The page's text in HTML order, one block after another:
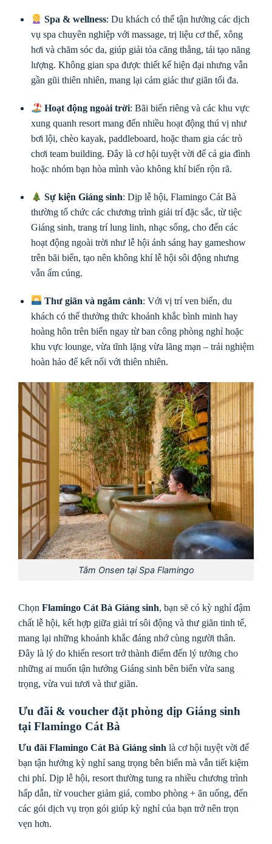
Spa & wellness: Du khách có thể tận hưởng các dịch
vụ spa chuyên nghiệp với massage, trị liệu cơ thể, xông
hơi và chăm sóc da, giúp giải tỏa căng thẳng, tái tạo năng
lượng. Không gian spa được thiết kế hiện đại nhưng vẫn
gần gũi thiên nhiên, mang lại cảm giác thư giãn tối đa.
Hoạt động ngoài trời: Bãi biển riêng và các khu vực
xung quanh resort mang đến nhiều hoạt động thú vị như
bơi lội, chèo kayak, paddleboard, hoặc tham gia các trò
chơi team building. Đây là cơ hội tuyệt vời để cả gia đình
hoặc nhóm bạn hòa mình vào không khí biển rộn rã.
Sự kiện Giáng sinh: Dịp lễ hội, Flamingo Cát Bà
thường tổ chức các chương trình giải trí đặc sắc, từ tiệc
Giáng sinh, trang trí lung linh, nhạc sống, cho đến các
hoạt động ngoài trời như lễ hội ánh sáng hay gameshow
trên bãi biển, tạo nên không khí lễ hội sôi động nhưng
vẫn ấm cúng.
Thư giãn và ngắm cảnh: Với vị trí ven biển, du
khách có thể thưởng thức khoảnh khắc bình minh hay
hoàng hôn trên biển ngay từ ban công phòng nghỉ hoặc
khu vực lounge, vừa tĩnh lặng vừa lãng mạn – trải nghiệm
hoàn hảo để kết nối với thiên nhiên.
Tắm Onsen tại Spa Flamingo
Chọn Flamingo Cát Bà Giáng sinh, bạn sẽ có kỳ nghỉ đậm
chất lễ hội, kết hợp giữa giải trí sôi động và thư giãn tinh tế,
mang lại những khoảnh khắc đáng nhớ cùng người thân.
Đây là lý do khiến resort trở thành điểm đến lý tưởng cho
những ai muốn tận hưởng Giáng sinh bên biển vừa sang
trọng, vừa vui tươi và thư giãn.
Ưu đãi & voucher đặt phòng dịp Giáng sinh
tại Flamingo Cát Bà
Ưu đãi Flamingo Cát Bà Giáng sinh là cơ hội tuyệt vời để
bạn tận hưởng kỳ nghỉ sang trọng bên biển mà vẫn tiết kiệm
chi phí. Dịp lễ hội, resort thường tung ra nhiều chương trình
hấp dẫn, từ voucher giảm giá, combo phòng + ăn uống, đến
các gói dịch vụ trọn gói giúp kỳ nghỉ của bạn trở nên trọn
vẹn hơn.